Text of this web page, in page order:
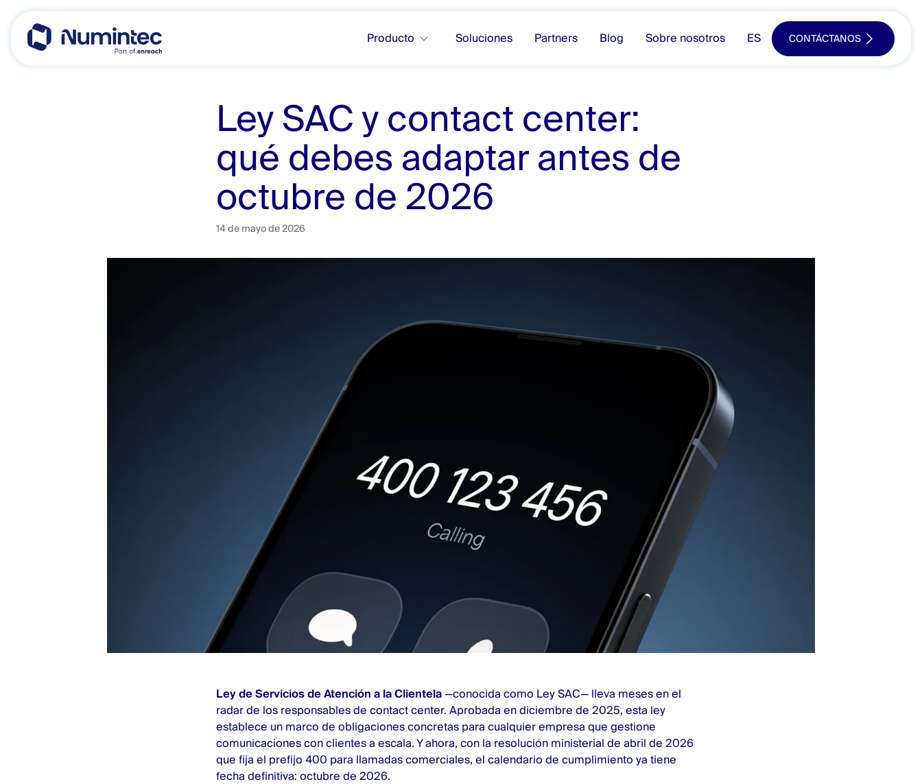
Skip
content
Producto Soluciones Partners Blog Sobre nosotros ES CONTÁCTANOS
Ley SAC y contact center:
qué debes adaptar antes de
octubre de 2026
14 de mayo de 2026
Ley de Servicios de Atención a la Clientela—conocida como Ley SAC— lleva meses en el
radar de los responsables de contact center. Aprobada en diciembre de 2025, esta ley
establece un marco de obligaciones concretas para cualquier empresa que gestione
comunicaciones con clientes a escala. Y ahora, con la resolución ministerial de abril de 2026
que fija el prefijo 400 para llamadas comerciales, el calendario de cumplimiento ya tiene
fecha definitiva: octubre de 2026.